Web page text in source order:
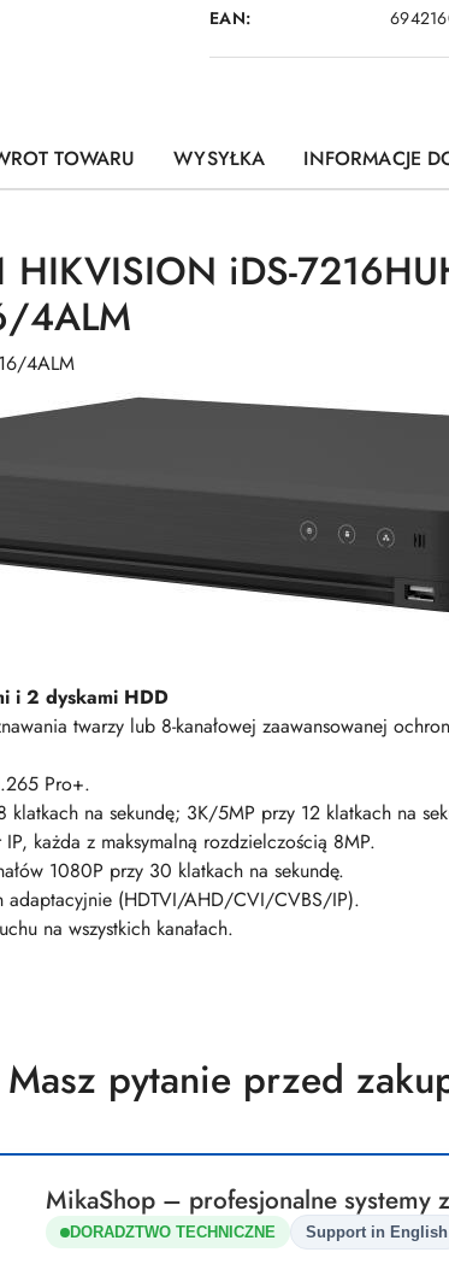
EAN:
TOWARU WYSYŁKA INFORMACJE
HIKVISION iDS-
4ALM
4ALM
i 2 dyskami HDD
twarzy lub 8-kanałowej zaawansowanej
Pro+.
na sekundę; 3K/5MP przy 12 klatkach na
każda z maksymalną rozdzielczością 8MP.
1080P przy 30 klatkach na sekundę.
adaptacyjnie (HDTVI/AHD/CVI/CVBS/IP).
na wszystkich kanałach.
Masz pytanie przed
MikaShop – profesjonalne systemy
DORADZTWO TECHNICZNE Support in English